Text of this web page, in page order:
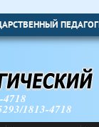
4718
1813-4718